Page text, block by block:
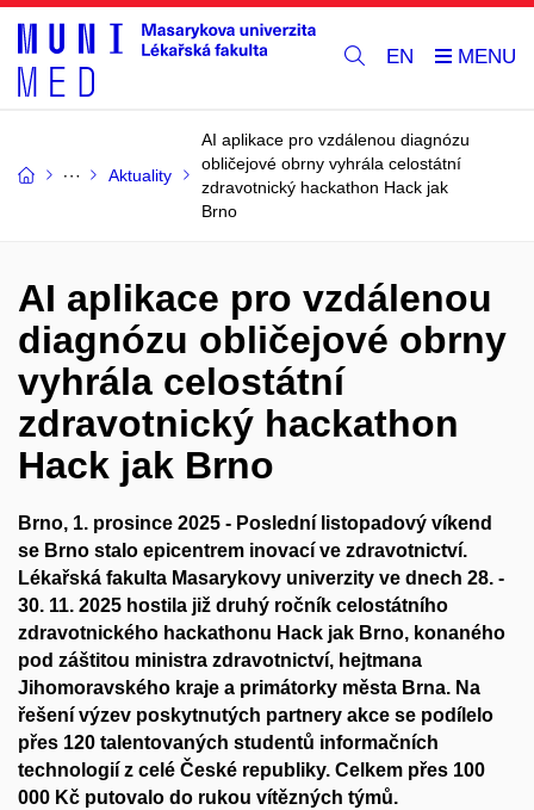
EN
Aktuality
AI aplikace pro vzdálenou diagnózu
obličejové obrny vyhrála celostátní
zdravotnický hackathon Hack jak
Brno
AI aplikace pro vzdálenou
diagnózu obličejové obrny
vyhrála celostátní
zdravotnický hackathon
Hack jak Brno
Brno, 1. prosince 2025 - Poslední listopadový víkend
se Brno stalo epicentrem inovací ve zdravotnictví.
Lékařská fakulta Masarykovy univerzity ve dnech 28. -
30. 11. 2025 hostila již druhý ročník celostátního
zdravotnického hackathonu Hack jak Brno, konaného
pod záštitou ministra zdravotnictví, hejtmana
Jihomoravského kraje a primátorky města Brna. Na
řešení výzev poskytnutých partnery akce se podílelo
přes 120 talentovaných studentů informačních
technologií z celé České republiky. Celkem přes 100
000 Kč putovalo do rukou vítězných týmů.